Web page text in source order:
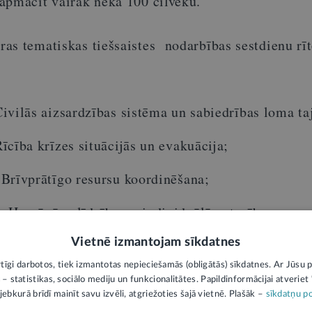
tematiskas tiešsaistes nodarbības sestdienu
aizsardzības sistēma un sabiedrības loma
krīzes situācijās un evakuācija;
resursu koordinēšana;
Humānā palīdzība un individuālā gatavība.
klātienes pasākumā Iekšlietu ministrijā 2026.
Vietnē izmantojam sīkdatnes
darbotos, tiek izmantotas nepieciešamās (obligātās) sīkdatnes. Ar Jūsu
statistikas, sociālo mediju un funkcionalitātes. Papildinformācijai atveriet
brīdī mainīt savu izvēli, atgriežoties šajā vietnē. Plašāk – sīkdatņu